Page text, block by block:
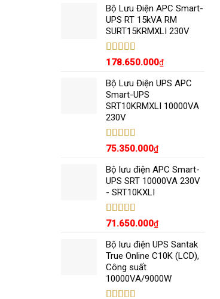
5 sao
Bộ Lưu Điện APC Smart-
UPS RT 15kVA RM
SURT15KRMXLI 230V
Được xếp
sao
178.650.000₫
Bộ Lưu Điện UPS APC
Smart-UPS
SRT10KRMXLI 10000VA
230V
Được xếp
sao
75.350.000₫
Bộ lưu điện APC Smart-
UPS SRT 10000VA 230V
- SRT10KXLI
Được xếp
sao
71.650.000₫
Bộ lưu điện UPS Santak
True Online C10K (LCD),
Công suất
10000VA/9000W